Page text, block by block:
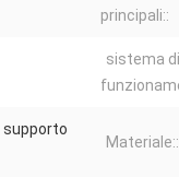
principali::
sistema di
supporto
Materiale::